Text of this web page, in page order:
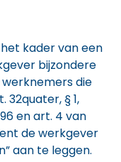
kader van een
bijzondere
die
§ 1,
en art. 4 van
de werkgever
aan te leggen.